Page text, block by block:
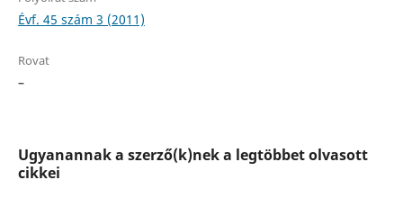
Évf. 45 szám 3 (2011)
Rovat
–
Ugyanannak a szerző(k)nek a legtöbbet olvasott
cikkei